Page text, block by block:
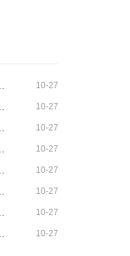
10-27
10-27
10-27
10-27
10-27
10-27
10-27
10-27